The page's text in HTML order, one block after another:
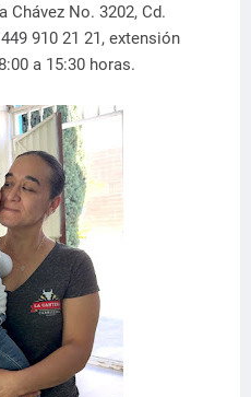
Chávez No. 3202, Cd.
910 21 21, extensión
a 15:30 horas.